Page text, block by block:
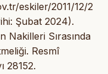
eskiler/2011/12/2
Şubat 2024).
Nakilleri Sırasında
Resmî
28152.